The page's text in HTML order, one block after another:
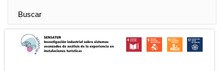
Buscar